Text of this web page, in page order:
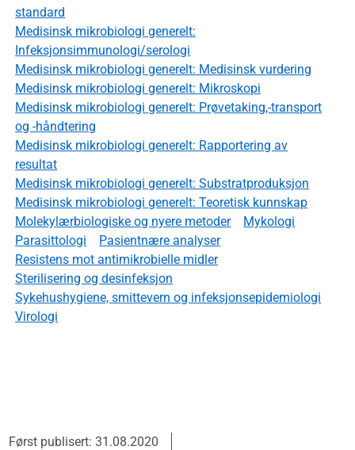
standard
Medisinsk mikrobiologi generelt:
Infeksjonsimmunologi/serologi
Medisinsk mikrobiologi generelt: Medisinsk vurdering
Medisinsk mikrobiologi generelt: Mikroskopi
Medisinsk mikrobiologi generelt: Prøvetaking,-transport
og -håndtering
Medisinsk mikrobiologi generelt: Rapportering av
resultat
Medisinsk mikrobiologi generelt: Substratproduksjon
Medisinsk mikrobiologi generelt: Teoretisk kunnskap
Molekylærbiologiske og nyere metoder
Mykologi
Parasittologi
Pasientnære analyser
Resistens mot antimikrobielle midler
Sterilisering og desinfeksjon
Sykehushygiene, smittevern og infeksjonsepidemiologi
Virologi
Først publisert: 31.08.2020